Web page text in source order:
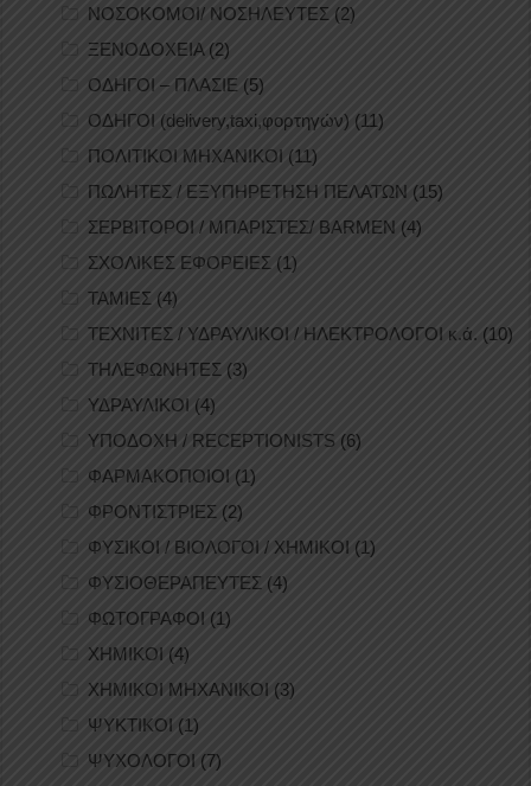
ΝΟΣΟΚΟΜΟΙ/ ΝΟΣΗΛΕΥΤΕΣ (2)
ΞΕΝΟΔΟΧΕΙΑ(2)
ΟΔΗΓΟΙ – ΠΛΑΣΙΕ (5)
ΟΔΗΓΟΙ (delivery,taxi,φορτηγών) (11)
ΠΟΛΙΤΙΚΟΙ ΜΗΧΑΝΙΚΟΙ (11)
ΠΩΛΗΤΕΣ / ΕΞΥΠΗΡΕΤΗΣΗ ΠΕΛΑΤΩΝ (15)
ΣΕΡΒΙΤΟΡΟΙ / ΜΠΑΡΙΣΤΕΣ/ BARMEN (4)
ΣΧΟΛΙΚΕΣ ΕΦΟΡΕΙΕΣ (1)
ΤΑΜΙΕΣ (4)
ΤΕΧΝΙΤΕΣ / ΥΔΡΑΥΛΙΚΟΙ / ΗΛΕΚΤΡΟΛΟΓΟΙ κ.ά. (10)
ΤΗΛΕΦΩΝΗΤΕΣ (3)
ΥΔΡΑΥΛΙΚΟΙ (4)
ΥΠΟΔΟΧΗ / RECEPTIONISTS (6)
ΦΑΡΜΑΚΟΠΟΙΟΙ (1)
ΦΡΟΝΤΙΣΤΡΙΕΣ (2)
ΦΥΣΙΚΟΙ / ΒΙΟΛΟΓΟΙ / ΧΗΜΙΚΟΙ (1)
ΦΥΣΙΟΘΕΡΑΠΕΥΤΕΣ (4)
ΦΩΤΟΓΡΑΦΟΙ (1)
ΧΗΜΙΚΟΙ (4)
ΧΗΜΙΚΟΙ ΜΗΧΑΝΙΚΟΙ (3)
ΨΥΚΤΙΚΟΙ (1)
ΨΥΧΟΛΟΓΟΙ (7)